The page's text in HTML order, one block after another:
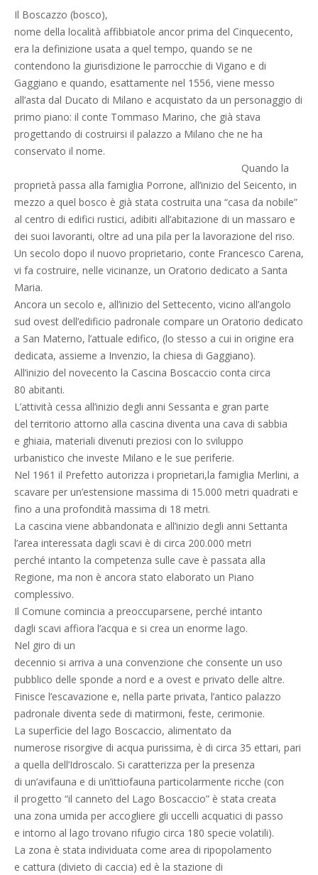
Il Boscazzo (bosco),
nome della località affibbiatole ancor prima del Cinquecento,
era la definizione usata a quel tempo, quando se ne
contendono la giurisdizione le parrocchie di Vigano e di
Gaggiano e quando, esattamente nel 1556, viene messo
all’asta dal Ducato di Milano e acquistato da un personaggio di
primo piano: il conte Tommaso Marino, che già stava
progettando di costruirsi il palazzo a Milano che ne ha
conservato il nome.
Quando la
proprietà passa alla famiglia Porrone, all’inizio del Seicento, in
mezzo a quel bosco è già stata costruita una “casa da nobile”
al centro di edifici rustici, adibiti all’abitazione di un massaro e
dei suoi lavoranti, oltre ad una pila per la lavorazione del riso.
Un secolo dopo il nuovo proprietario, conte Francesco Carena,
vi fa costruire, nelle vicinanze, un Oratorio dedicato a Santa
Maria.
Ancora un secolo e, all’inizio del Settecento, vicino all’angolo
sud ovest dell’edificio padronale compare un Oratorio dedicato
a San Materno, l’attuale edifico, (lo stesso a cui in origine era
dedicata, assieme a Invenzio, la chiesa di Gaggiano).
All’inizio del novecento la Cascina Boscaccio conta circa
80 abitanti.
L’attività cessa all’inizio degli anni Sessanta e gran parte
del territorio attorno alla cascina diventa una cava di sabbia
e ghiaia, materiali divenuti preziosi con lo sviluppo
urbanistico che investe Milano e le sue periferie.
Nel 1961 il Prefetto autorizza i proprietari,la famiglia Merlini, a
scavare per un’estensione massima di 15.000 metri quadrati e
fino a una profondità massima di 18 metri.
La cascina viene abbandonata e all’inizio degli anni Settanta
l’area interessata dagli scavi è di circa 200.000 metri
perché intanto la competenza sulle cave è passata alla
Regione, ma non è ancora stato elaborato un Piano
complessivo.
Il Comune comincia a preoccuparsene, perché intanto
dagli scavi affiora l’acqua e si crea un enorme lago.
Nel giro di un
decennio si arriva a una convenzione che consente un uso
pubblico delle sponde a nord e a ovest e privato delle altre.
Finisce l’escavazione e, nella parte privata, l’antico palazzo
padronale diventa sede di matirmoni, feste, cerimonie.
La superficie del lago Boscaccio, alimentato da
numerose risorgive di acqua purissima, è di circa 35 ettari, pari
a quella dell’Idroscalo. Si caratterizza per la presenza
di un’avifauna e di un’ittiofauna particolarmente ricche (con
il progetto “il canneto del Lago Boscaccio” è stata creata
una zona umida per accogliere gli uccelli acquatici di passo
e intorno al lago trovano rifugio circa 180 specie volatili).
La zona è stata individuata come area di ripopolamento
e cattura (divieto di caccia) ed è la stazione di